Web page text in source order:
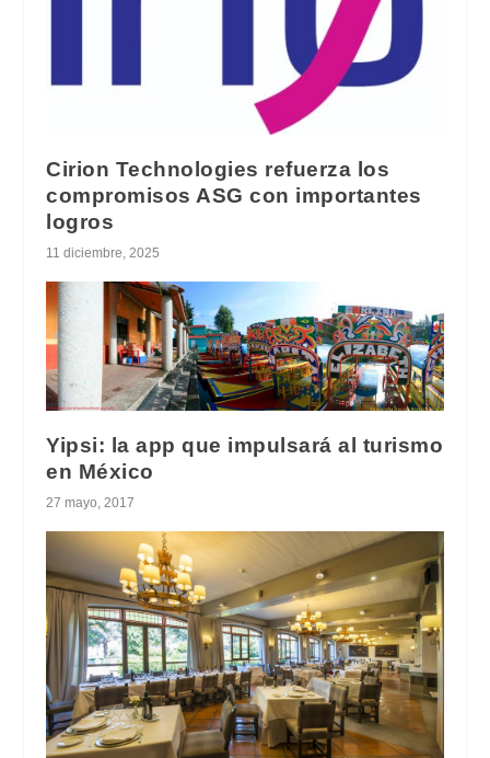
Cirion Technologies refuerza los
compromisos ASG con importantes
logros
11 diciembre, 2025
Yipsi: la app que impulsará al turismo
en México
27 mayo, 2017